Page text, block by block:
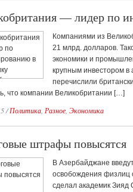
— лидер по
Компаниями из
21 млрд. долларов.
экономики и
крупным инвестором в
перечислили
что компании Великобритании […]
/Политика Разное Экономика
штрафы повысятся
В Азербайджане
освобождения физлиц
сделал академик